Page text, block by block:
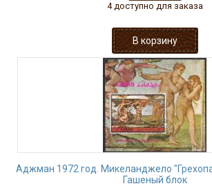
4 доступно для заказа
Аджман 1972 год. Микеланджело
Гашеный блок